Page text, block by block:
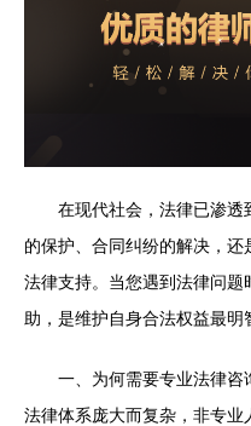
在现代社会，法律已渗透
的保护、合同纠纷的解决，
法律支持。当您遇到法律问
助，是维护自身合法权益最明
一、为何需要专业法律咨
法律体系庞大而复杂，非专